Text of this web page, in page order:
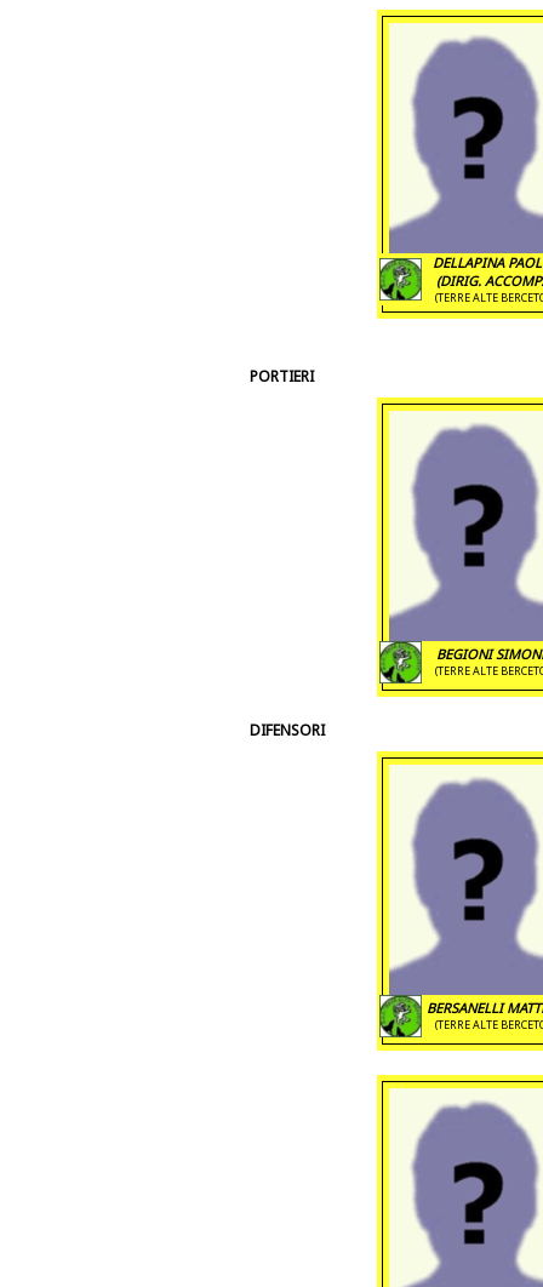
DELLAPINA
(DIRIG.
(TERRE ALTE
PORTIERI
BEGIONI
(TERRE ALTE
DIFENSORI
BERSANELLI
(TERRE ALTE